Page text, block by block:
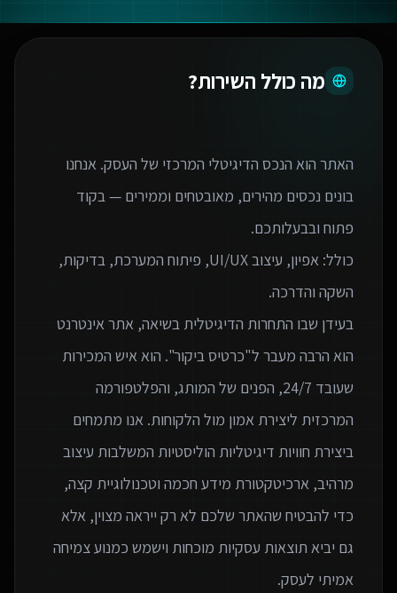
מה כולל השירות?
האתר הוא הנכס הדיגיטלי המרכזי של העסק. אנחנו
בונים נכסים מהירים, מאובטחים וממירים — בקוד
כולל: אפיון, עיצוב UI/UX, פיתוח המערכת, בדיקות,
בעידן שבו התחרות הדיגיטלית בשיאה, אתר אינטרנט
הוא הרבה מעבר ל"כרטיס ביקור". הוא איש המכירות
שעובד 24/7, הפנים של המותג, והפלטפורמה
המרכזית ליצירת אמון מול הלקוחות. אנו מתמחים
ביצירת חוויות דיגיטליות הוליסטיות המשלבות עיצוב
מרהיב, ארכיטקטורת מידע חכמה וטכנולוגיית קצה,
כדי להבטיח שהאתר שלכם לא רק ייראה מצוין, אלא
גם יביא תוצאות עסקיות מוכחות וישמש כמנוע צמיחה
אמיתי לעסק.